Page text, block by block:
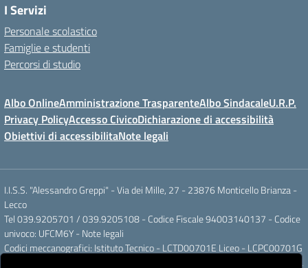
I Servizi
Personale scolastico
Famiglie e studenti
Percorsi di studio
Albo OnlineAmministrazione TrasparenteAlbo SindacaleU.R.P.
Privacy PolicyAccesso CivicoDichiarazione di accessibilità
Obiettivi di accessibilitaNote legali
I.I.S.S. "Alessandro Greppi" - Via dei Mille, 27 - 23876 Monticello Brianza -
Lecco
Tel 039.9205701 / 039.9205108 - Codice Fiscale 94003140137 - Codice
univoco: UFCM6Y - Note legali
Codici meccanografici: Istituto Tecnico - LCTD00701E Liceo - LCPC00701G
Posta elettronica ordinaria: LCIS007008@ISTRUZIONE.IT Posta elettronica